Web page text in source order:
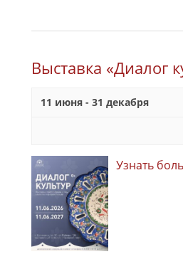
Выставка «Диалог
11 июня - 31 декабря
Узнать